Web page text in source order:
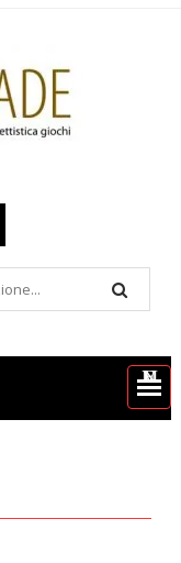
MENU